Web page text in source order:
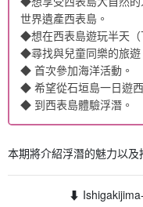
世界遺產西表島。
◆想在西表島遊玩半天（
◆尋找與兒童同樂的旅遊
◆ 首次參加海洋活動。
◆ 希望從石垣島一日遊
◆ 到西表島體驗浮潛。
本期將介紹浮潛的魅力以及
⬇︎